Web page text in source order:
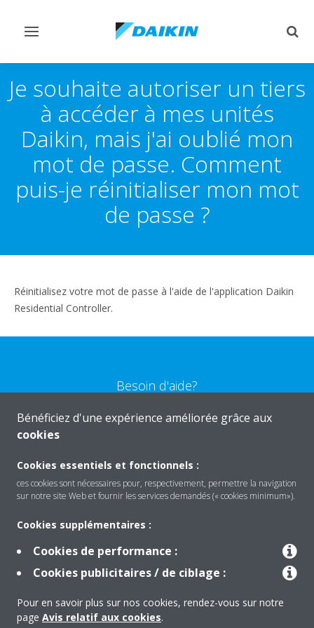
Afficher/masquer
Je souhaite autoriser un tiers
à accéder à mes unités
Daikin, mais j'ai oublié mon
mot de passe. Comment
puis-je réinitialiser mon mot
de passe ?
Réinitialisez votre mot de passe à l'aide de l'application Daikin
Residential Controller.
Besoin d'aide?
CONTACTEZ-NOUS
Solutions
À propos de Daikin
Bénéficiez d'une expérience améliorée grâce aux
cookies
Cookies essentiels et fonctionnels :
ces cookies sont nécessaires pour, respectivement, permettre la navigation
sur notre site Web et fournir les services demandés (« cookies minimum»).
Cookies supplémentaires :
Cookies de performance :
Cookies publicitaires / de ciblage :
Pour en savoir plus sur nos cookies, rendez-vous sur notre
page Avis relatif aux cookies.